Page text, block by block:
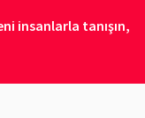
insanlarla tanışın,